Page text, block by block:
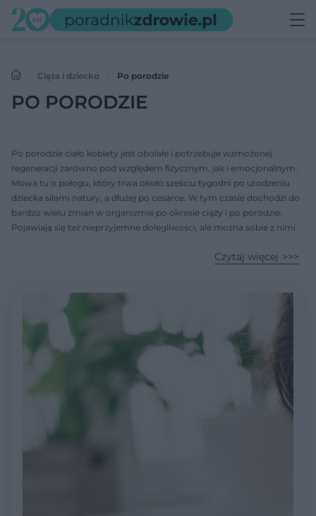
Ciąża i dziecko Po porodzie
PO PORODZIE
Po porodzie ciało kobiety jest obolałe i potrzebuje wzmożonej
regeneracji zarówno pod względem fizycznym, jak i emocjonalnym.
Mowa tu o połogu, który trwa około sześciu tygodni po urodzeniu
dziecka siłami natury, a dłużej po cesarce. W tym czasie dochodzi do
bardzo wielu zmian w organizmie po okresie ciąży i po porodzie.
Pojawiają się też nieprzyjemne dolegliwości, ale można sobie z nimi
Czytaj więcej